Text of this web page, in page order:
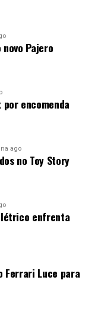
Pajero
por encomenda
ago
no Toy Story
enfrenta
Ferrari Luce para